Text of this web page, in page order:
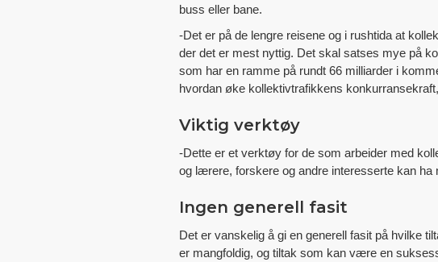
buss eller bane.
-Det er på de lengre reisene og i rushtida at
der det er mest nyttig. Det skal satses mye på
som har en ramme på rundt 66 milliarder i
hvordan øke kollektivtrafikkens
Viktig verktøy
-Dette er et verktøy for de som arbeider med
og lærere, forskere og andre interesserte kan ha
Ingen generell fasit
Det er vanskelig å gi en generell fasit på hvilke
er mangfoldig, og tiltak som kan være en